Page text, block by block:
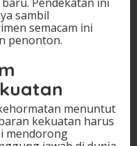
sambil
semacam ini
penonton.
menuntut
kekuatan harus
mendorong